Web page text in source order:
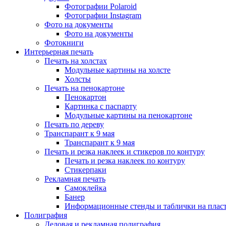
Фотографии Polaroid
Фотографии Instagram
Фото на документы
Фото на документы
Фотокниги
Интерьерная печать
Печать на холстах
Модульные картины на холсте
Холсты
Печать на пенокартоне
Пенокартон
Картинка с паспарту
Модульные картины на пенокартоне
Печать по дереву
Транспарант к 9 мая
Транспарант к 9 мая
Печать и резка наклеек и стикеров по контуру
Печать и резка наклеек по контуру
Стикерпаки
Рекламная печать
Самоклейка
Банер
Информационные стенды и таблички на
Полиграфия
Деловая и рекламная полиграфия